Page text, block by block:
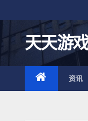
至
内
容
天天游
资讯